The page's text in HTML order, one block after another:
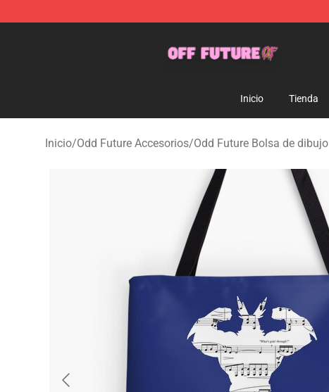
Inicio Tienda
Inicio/Odd Future Accesorios/Odd Future Bolsa de dibujo